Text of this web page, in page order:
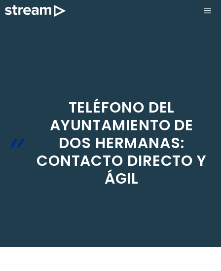
Saltar
TELÉFONO DEL
AYUNTAMIENTO DE
DOS HERMANAS:
CONTACTO DIRECTO Y
ÁGIL